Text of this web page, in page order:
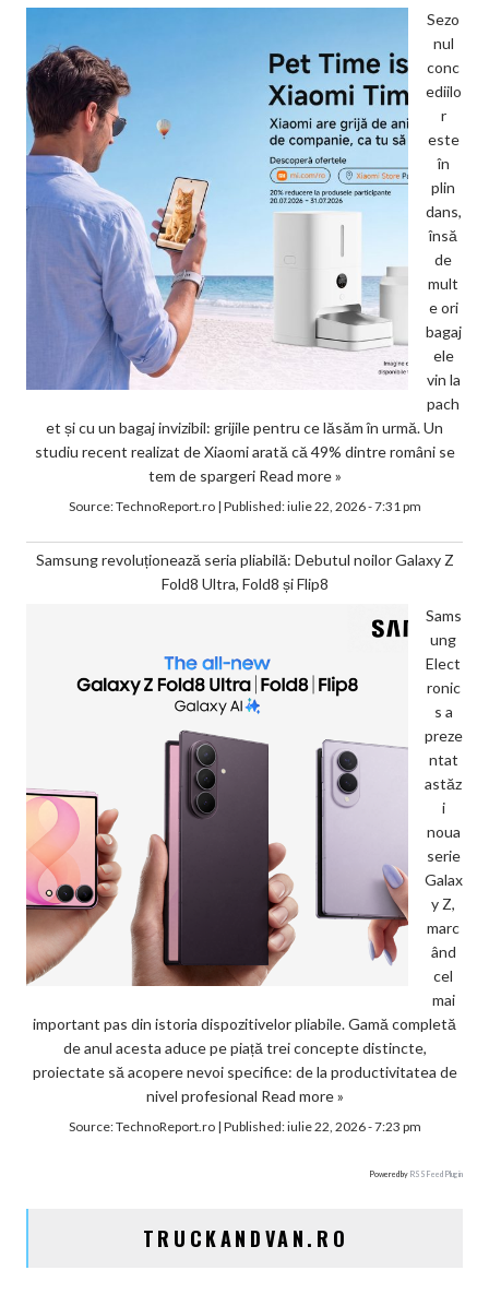
Sezo
nul
conc
ediilo
r
este
în
plin
dans,
însă
de
mult
e ori
bagaj
ele
vin la
pach
et și cu un bagaj invizibil: grijile pentru ce lăsăm în urmă. Un
studiu recent realizat de Xiaomi arată că 49% dintre români se
tem de spargeri Read more »
Source:TechnoReport.ro| Published:iulie 22, 2026 - 7:31 pm
Samsung revoluționează seria pliabilă: Debutul noilor Galaxy Z
Fold8 Ultra, Fold8 și Flip8
Sams
ung
Elect
ronic
s a
preze
ntat
astăz
i
noua
serie
Galax
y Z,
marc
ând
cel
mai
important pas din istoria dispozitivelor pliabile. Gamă completă
de anul acesta aduce pe piață trei concepte distincte,
proiectate să acopere nevoi specifice: de la productivitatea de
nivel profesional Read more »
Source:TechnoReport.ro| Published:iulie 22, 2026 - 7:23 pm
Powered by RSS Feed Plugin
TRUCKANDVAN.RO